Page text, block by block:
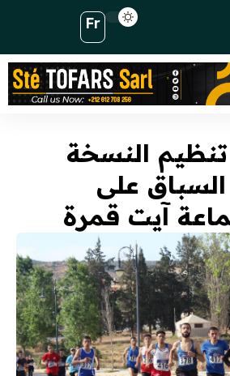
Fr
النسخة
السباق على
آيت قمرة